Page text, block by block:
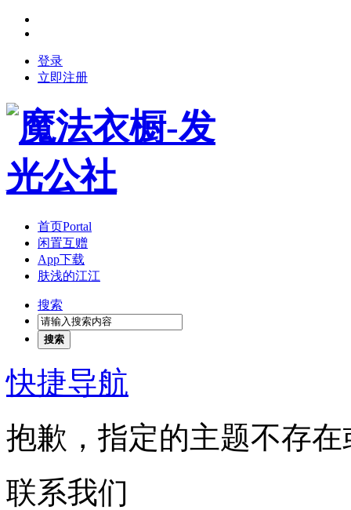
登录
立即注册
首页Portal
闲置互赠
App下载
肤浅的江江
搜索
搜索
快捷导航
抱歉，指定的主题不存
联系我们